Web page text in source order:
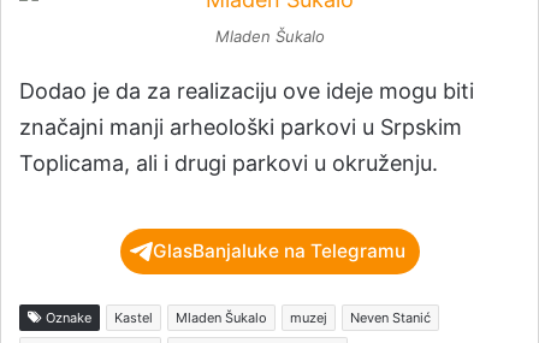
Mladen Šukalo
Dodao je da za realizaciju ove ideje mogu biti
značajni manji arheološki parkovi u Srpskim
Toplicama, ali i drugi parkovi u okruženju.
GlasBanjaluke na Telegramu
Oznake Kastel Mladen Šukalo muzej
Neven Stanić